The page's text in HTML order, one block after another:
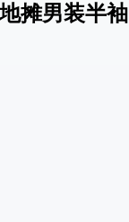
摊男装半袖